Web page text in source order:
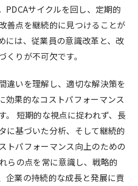
PDCAサイクルを回し、定期的
善点を継続的に見つけることが
には、従業員の意識改革と、改
くりが不可欠です。
違いを理解し、適切な解決策を
効果的なコストパフォーマンス
。 短期的な視点に捉われず、長
に基づいた分析、そして継続的
トパフォーマンス向上のための
らの点を常に意識し、戦略的
企業の持続的な成長と発展に貢